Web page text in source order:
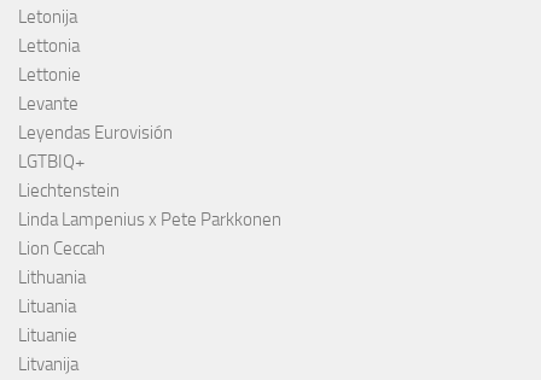
Letonija
Lettonia
Lettonie
Levante
Leyendas Eurovisión
LGTBIQ+
Liechtenstein
Linda Lampenius x Pete Parkkonen
Lion Ceccah
Lithuania
Lituania
Lituanie
Litvanija